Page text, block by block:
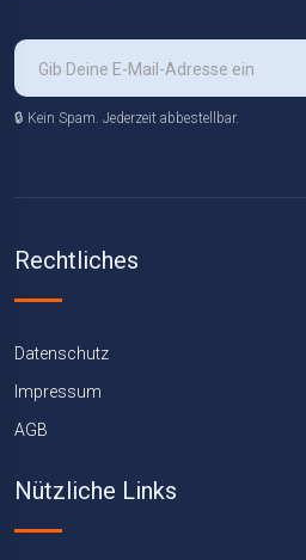
🔒 Kein Spam. Jederzeit abbestellbar.
Rechtliches
Datenschutz
Impressum
AGB
Nützliche Links